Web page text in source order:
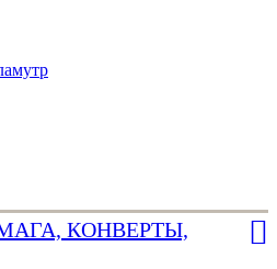
КОНВЕРТЫ,